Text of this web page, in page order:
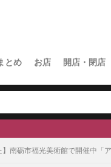
とめ お店 開店・閉店
】南砺市福光美術館で開催中